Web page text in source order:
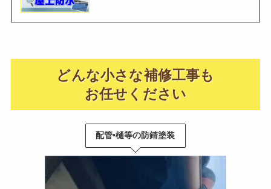
どんな小さな補修工事も
お任せください
配管•樋等の防錆塗装